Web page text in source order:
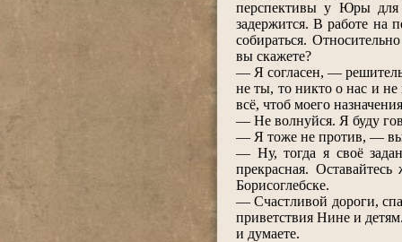
перспективы у Юры для
задержится. В работе на
собираться.
вы скажете?
― Я согласен, ―
не ты, то никто о нас и
всё, чтоб моего
― Не волнуйся. Я буду
― Я тоже не против, ―
― Ну, тогда я своё
прекрасная.
Борисоглебске.
― Счастливой дороги,
приветствия Нине и
и думаете.